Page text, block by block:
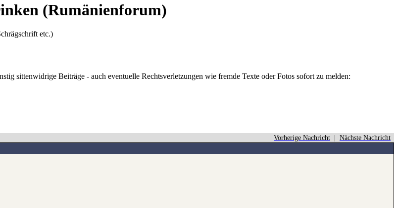
(Rumänienforum)
etc.)
sittenwidrige Beiträge - auch eventuelle Rechtsverletzungen wie fremde Texte oder Fotos sofort zu melden:
Vorherige Nachricht Nächste Nachricht